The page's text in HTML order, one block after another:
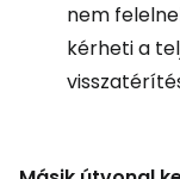
nem
kérheti a